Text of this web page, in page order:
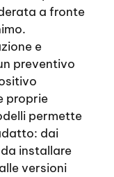
a fronte
e
preventivo
proprie
permette
dai
installare
versioni